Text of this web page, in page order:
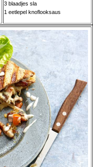
3 blaadjes sla
1 eetlepel knoflooksaus